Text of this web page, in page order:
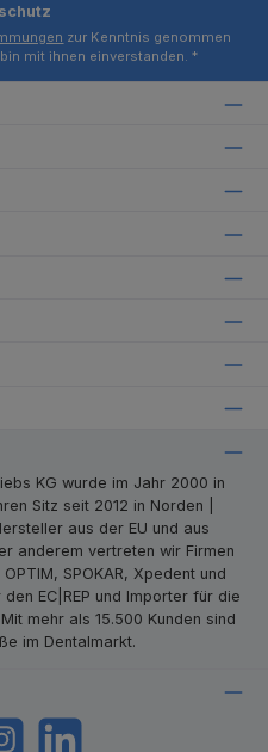
zur Kenntnis genommen
mit ihnen einverstanden. *
KG wurde im Jahr 2000 in
Sitz seit 2012 in Norden |
aus der EU und aus
anderem vertreten wir Firmen
SPOKAR, Xpedent und
EC|REP und Importer für die
mehr als 15.500 Kunden sind
im Dentalmarkt.